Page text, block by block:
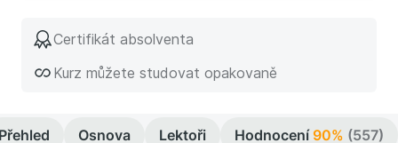
Certifikát absolventa
Kurz můžete studovat opakovaně
Osnova Lektoři Hodnocení 90% (557)